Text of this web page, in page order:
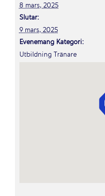
8 mars, 2025
Slutar:
9 mars, 2025
Evenemang Kategori:
Utbildning Tränare